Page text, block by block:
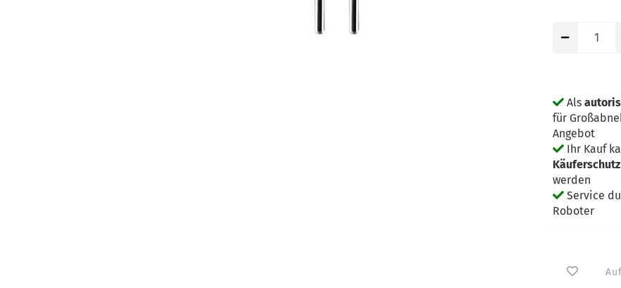
Als
für
Angebot
Ihr Kauf
werden
Service
Roboter